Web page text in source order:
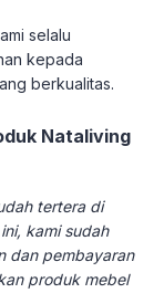
selalu
kepada
berkualitas.
Nataliving
tertera di
kami sudah
dan pembayaran
produk mebel